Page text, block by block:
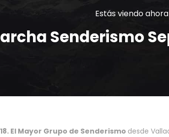
Estás viendo ahora
Senderismo
El Mayor Grupo de Senderismo desde